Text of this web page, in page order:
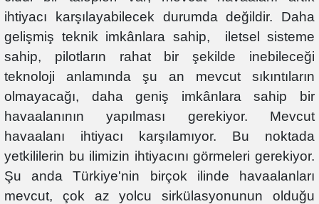
ihtiyacı karşılayabilecek durumda değildir. Daha
gelişmiş teknik imkânlara sahip, iletsel sisteme
sahip, pilotların rahat bir şekilde inebileceği
teknoloji anlamında şu an mevcut sıkıntıların
olmayacağı, daha geniş imkânlara sahip bir
havaalanının yapılması gerekiyor. Mevcut
havaalanı ihtiyacı karşılamıyor. Bu noktada
yetkililerin bu ilimizin ihtiyacını görmeleri gerekiyor.
Şu anda Türkiye'nin birçok ilinde havaalanları
mevcut, çok az yolcu sirkülasyonunun olduğu